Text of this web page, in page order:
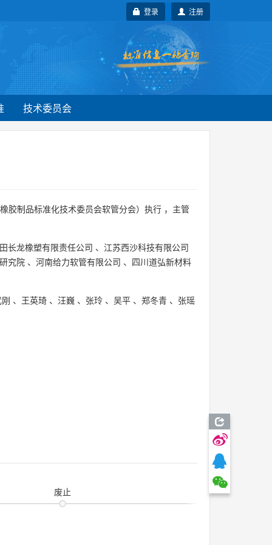
注册
登录
技术委员会
胶制品标准化技术委员会软管分会）执行 ，主管
长龙橡塑有限责任公司 、 江苏西沙科技有限公司
究院 、 河南给力软管有限公司 、 四川道弘新材料
、 王英琦 、 汪巍 、 张玲 、 吴平 、 郑冬青 、 张瑶
废止